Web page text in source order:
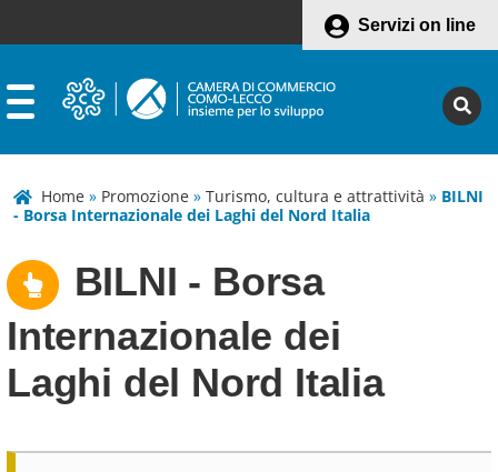
Servizi on line
Home » Promozione » Turismo, cultura e attrattività » BILNI
- Borsa Internazionale dei Laghi del Nord Italia
BILNI - Borsa
Internazionale dei
Laghi del Nord Italia